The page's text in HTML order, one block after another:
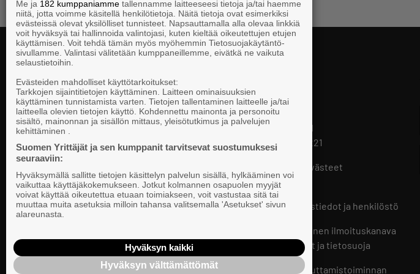
Valtakunnallista, alueellista ja paikallista
vaikuttamista pk-yrittäjien puolesta.
Suomen Yrittäjät
PL 999, 00101 HELSINKI
Puhelinvaihde 09 229 221
Tietosuojaseloste ja evästeet
Evästeasetukset
Keskusjärjestön yhteystiedot ja henkilöstö
Suomen Yrittäjien sisäinen ilmoituskanava
Ilmoituskanavan ohjeet ja tietosuoja
Suomen Yrittäjien vaikuttamistoiminnan
Me ja 182 kumppaniamme tallennamme laitteeseesi tietoja ja/tai haemme
niitä, jotta voimme käsitellä henkilötietoja. Näitä tietoja ovat esimerkiksi
evästeissä olevat yksilölliset tunnisteet. Napsauttamalla alla olevaa linkkiä
voit hyväksyä tai hallinnoida valintojasi, kuten kieltää oikeutettujen etujen
käyttämisen. Voit tehdä tämän myös myöhemmin Tietosuojakäytäntö-
sivullamme. Valintasi välitetään kumppaneillemme, eivätkä ne vaikuta
selaustietoihin.
Evästeiden mahdolliset käyttötarkoitukset:
Tarkkojen sijaintitietojen käyttäminen. Laitteen ominaisuuksien
käyttäminen tunnistamista varten. Tietojen tallentaminen laitteelle ja/tai
laitteella olevien tietojen käyttö. Kohdennettu mainonta ja personoitu
sisältö, mainonnan ja sisällön mittaus, yleisötutkimus ja palvelujen
kehittäminen .
Suomen Yrittäjät ja sen kumppanit tarvitsevat suostumuksesi
seuraaviin:
Hyväksymällä sallitte tietojen käsittelyn palvelun sisällä, hylkääminen voi
vaikuttaa käyttäjäkokemukseen. Jotkut kolmannen osapuolen myyjät
voivat käyttää oikeutettua etuaan toimiakseen, voit vastustaa sitä tai
muuttaa muita asetuksia milloin tahansa valitsemalla 'Asetukset' sivun
alareunasta.
Hyväksyn kaikki
Hyväksyn välttämättömät